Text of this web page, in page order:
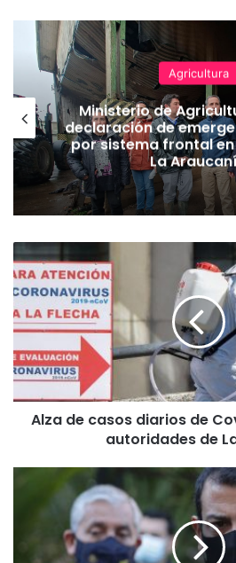
Agricultura
Ministerio de
declaración de
por sistema frontal en
La
l
z
a
d
c
a
s
Alza de casos diarios de
autoridades de